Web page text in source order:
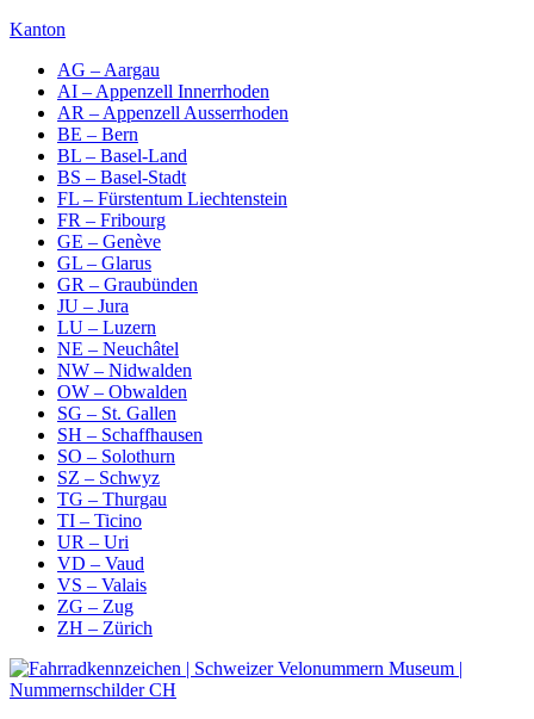
Kanton
AG – Aargau
AI – Appenzell Innerrhoden
AR – Appenzell Ausserrhoden
BE – Bern
BL – Basel-Land
BS – Basel-Stadt
FL – Fürstentum Liechtenstein
FR – Fribourg
GE – Genève
GL – Glarus
GR – Graubünden
JU – Jura
LU – Luzern
NE – Neuchâtel
NW – Nidwalden
OW – Obwalden
SG – St. Gallen
SH – Schaffhausen
SO – Solothurn
SZ – Schwyz
TG – Thurgau
TI – Ticino
UR – Uri
VD – Vaud
VS – Valais
ZG – Zug
ZH – Zürich